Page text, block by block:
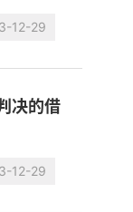
12-29
决的借
12-29